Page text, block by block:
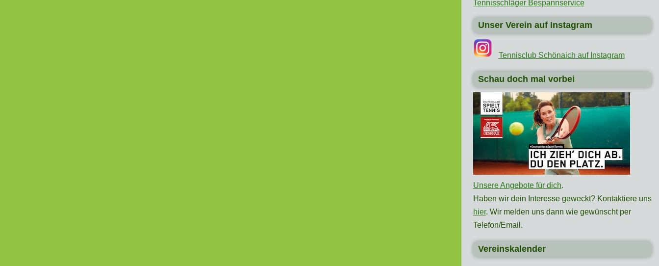
Tennisschläger Bespannservice
Unser Verein auf Instagram
Tennisclub Schönaich auf Instagram
Schau doch mal vorbei
Unsere Angebote für dich.
Haben wir dein Interesse geweckt? Kontaktiere uns
hier. Wir melden uns dann wie gewünscht per
Telefon/Email.
Vereinskalender